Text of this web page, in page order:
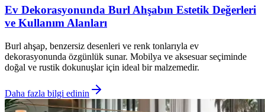
Ev Dekorasyonunda Burl Ahşabın Estetik Değerleri
ve Kullanım Alanları
Burl ahşap, benzersiz desenleri ve renk tonlarıyla ev
dekorasyonunda özgünlük sunar. Mobilya ve aksesuar seçiminde
doğal ve rustik dokunuşlar için ideal bir malzemedir.
Daha fazla bilgi edinin